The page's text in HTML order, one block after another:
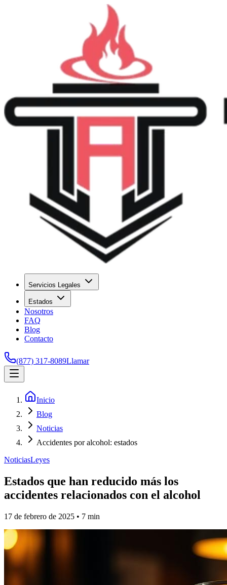
Servicios Legales
Estados
Nosotros
FAQ
Blog
Contacto
(877) 317-8089Llamar
Inicio
Blog
Noticias
Accidentes por alcohol: estados
NoticiasLeyes
Estados que han reducido más los
accidentes relacionados con el alcohol
17 de febrero de 2025 • 7 min